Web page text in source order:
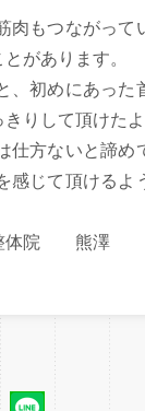
肉もつながって
があります。
、初めにあった
りして頂けたよ
方ないと諦め
感じて頂けるよ
体院 熊澤